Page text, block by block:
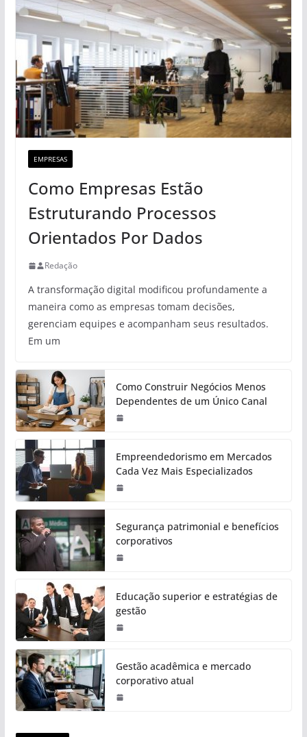
EMPRESAS
Como Empresas Estão
Estruturando Processos
Orientados Por Dados
Redação
A transformação digital modificou profundamente a
maneira como as empresas tomam decisões,
gerenciam equipes e acompanham seus resultados.
Em um
Como Construir Negócios Menos
Dependentes de um Único Canal
Empreendedorismo em Mercados
Cada Vez Mais Especializados
Segurança patrimonial e benefícios
corporativos
Educação superior e estratégias de
gestão
Gestão acadêmica e mercado
corporativo atual